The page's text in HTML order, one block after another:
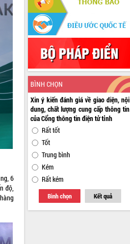
6
độ,
BÌNH CHỌN
Xin ý kiến đánh giá về giao diện, nội
dung, chất lượng cung cấp thông tin
của Cổng thông tin điện tử tỉnh
Rất tốt
Tốt
Trung bình
Kém
Rất kém
Bình chọn Kết quả